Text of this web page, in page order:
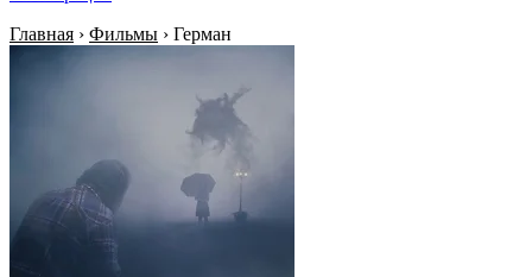
Главная › Фильмы › Герман